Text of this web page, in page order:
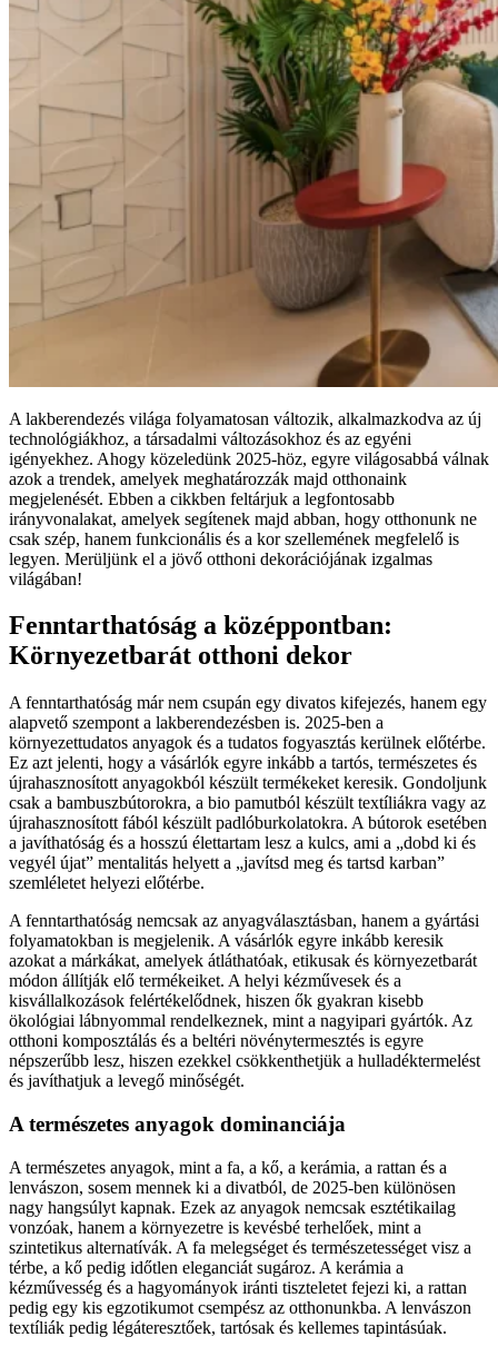
A lakberendezés világa folyamatosan változik, alkalmazkodva az új
technológiákhoz, a társadalmi változásokhoz és az egyéni
igényekhez. Ahogy közeledünk 2025-höz, egyre világosabbá válnak
azok a trendek, amelyek meghatározzák majd otthonaink
megjelenését. Ebben a cikkben feltárjuk a legfontosabb
irányvonalakat, amelyek segítenek majd abban, hogy otthonunk ne
csak szép, hanem funkcionális és a kor szellemének megfelelő is
legyen. Merüljünk el a jövő otthoni dekorációjának izgalmas
világában!
Fenntarthatóság a középpontban:
Környezetbarát otthoni dekor
A fenntarthatóság már nem csupán egy divatos kifejezés, hanem egy
alapvető szempont a lakberendezésben is. 2025-ben a
környezettudatos anyagok és a tudatos fogyasztás kerülnek előtérbe.
Ez azt jelenti, hogy a vásárlók egyre inkább a tartós, természetes és
újrahasznosított anyagokból készült termékeket keresik. Gondoljunk
csak a bambuszbútorokra, a bio pamutból készült textíliákra vagy az
újrahasznosított fából készült padlóburkolatokra. A bútorok esetében
a javíthatóság és a hosszú élettartam lesz a kulcs, ami a „dobd ki és
vegyél újat” mentalitás helyett a „javítsd meg és tartsd karban”
szemléletet helyezi előtérbe.
A fenntarthatóság nemcsak az anyagválasztásban, hanem a gyártási
folyamatokban is megjelenik. A vásárlók egyre inkább keresik
azokat a márkákat, amelyek átláthatóak, etikusak és környezetbarát
módon állítják elő termékeiket. A helyi kézművesek és a
kisvállalkozások felértékelődnek, hiszen ők gyakran kisebb
ökológiai lábnyommal rendelkeznek, mint a nagyipari gyártók. Az
otthoni komposztálás és a beltéri növénytermesztés is egyre
népszerűbb lesz, hiszen ezekkel csökkenthetjük a hulladéktermelést
és javíthatjuk a levegő minőségét.
A természetes anyagok dominanciája
A természetes anyagok, mint a fa, a kő, a kerámia, a rattan és a
lenvászon, sosem mennek ki a divatból, de 2025-ben különösen
nagy hangsúlyt kapnak. Ezek az anyagok nemcsak esztétikailag
vonzóak, hanem a környezetre is kevésbé terhelőek, mint a
szintetikus alternatívák. A fa melegséget és természetességet visz a
térbe, a kő pedig időtlen eleganciát sugároz. A kerámia a
kézművesség és a hagyományok iránti tiszteletet fejezi ki, a rattan
pedig egy kis egzotikumot csempész az otthonunkba. A lenvászon
textíliák pedig légáteresztőek, tartósak és kellemes tapintásúak.